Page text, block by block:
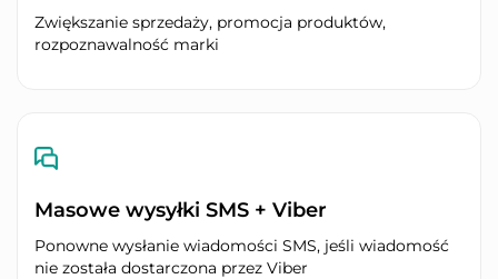
Zwiększanie sprzedaży, promocja produktów,
rozpoznawalność marki
Masowe wysyłki SMS + Viber
Ponowne wysłanie wiadomości SMS, jeśli wiadomość
nie została dostarczona przez Viber